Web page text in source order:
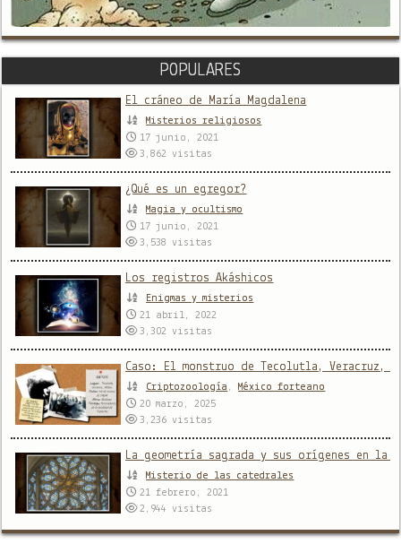
POPULARES
El cráneo de María Magdalena
Misterios religiosos
17 junio, 2021
3,862visitas
¿Qué es un egregor?
Magia y ocultismo
17 junio, 2021
3,538visitas
Los registros Akáshicos
Enigmas y misterios
21 abril, 2022
3,302visitas
Caso: El monstruo de Tecolutla, Veracruz,
Criptozoología , México forteano
20 marzo, 2025
3,236visitas
La geometría sagrada y sus orígenes en la
Misterio de las catedrales
21 febrero, 2021
2,944visitas